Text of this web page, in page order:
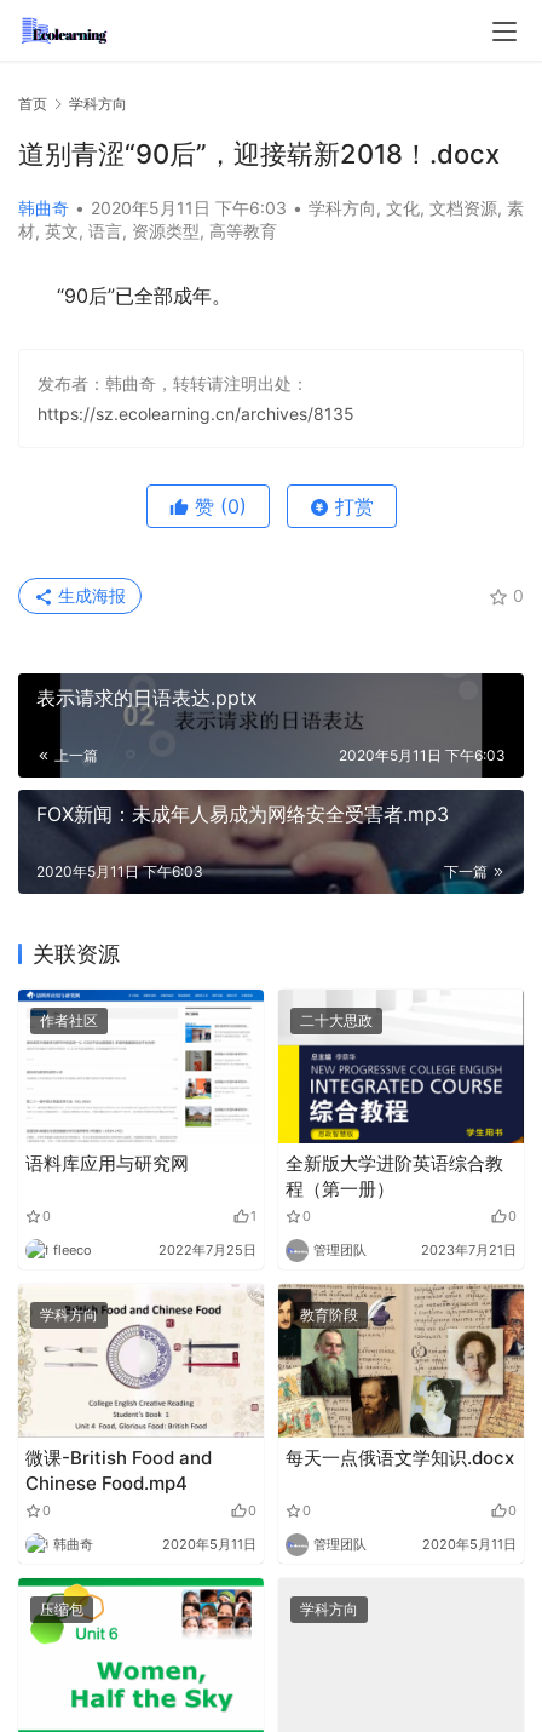
首页 学科方向
道别青涩“90后”，迎接崭新2018！.docx
韩曲奇 • 2020年5月11日 下午6:03 • 学科方向, 文化, 文档资源, 素
材, 英文, 语言, 资源类型, 高等教育
“90后”已全部成年。
发布者：韩曲奇，转转请注明出处：
https://sz.ecolearning.cn/archives/8135
赞 (0) 打赏
0
生成海报
表示请求的日语表达.pptx
上一篇 2020年5月11日 下午6:03
FOX新闻：未成年人易成为网络安全受害者.mp3
下一篇
2020年5月11日 下午6:03
关联资源
作者社区
语料库应用与研究网
0 1
fleeco 2022年7月25日
二十大思政
全新版大学进阶英语综合教
程（第一册）
0 0
管理团队 2023年7月21日
学科方向
微课-British Food and
Chinese Food.mp4
0 0
韩曲奇 2020年5月11日
教育阶段
每天一点俄语文学知识.docx
0 0
管理团队 2020年5月11日
压缩包 学科方向